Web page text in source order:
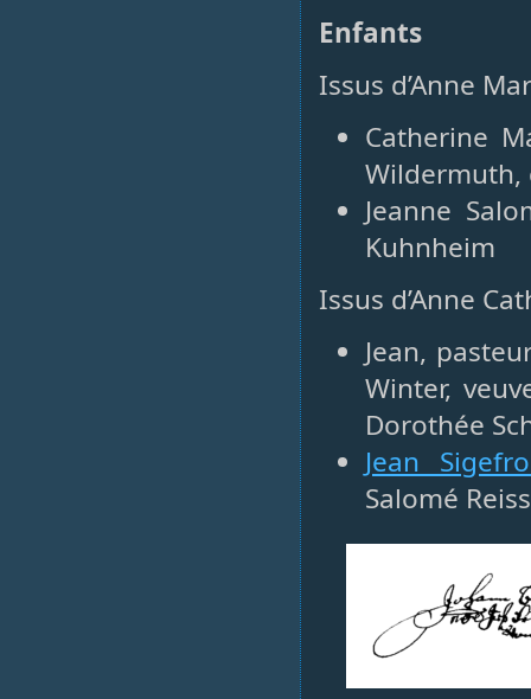
Enfants
Issus d’Anne
Catherine
Wildermuth,
Jeanne
Kuhnheim
Issus d’Anne
Jean,
Winter,
Dorothée
Jean
Salomé